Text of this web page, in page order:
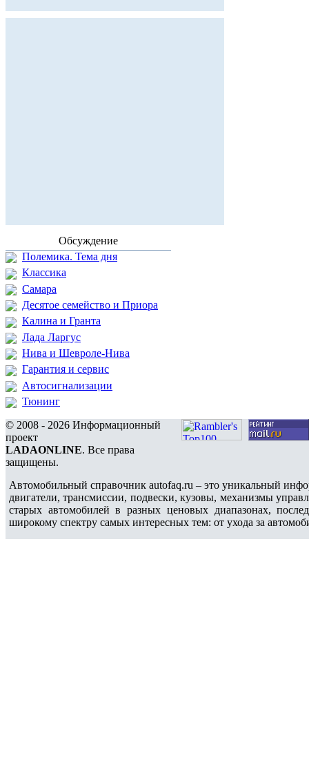
Обсуждение
Полемика. Тема дня
Классика
Самара
Десятое семейство и Приора
Калина и Гранта
Лада Ларгус
Нива и Шевроле-Нива
Гарантия и сервис
Автосигнализации
Тюнинг
© 2008 - 2026 Информационный
проект
LADAONLINE. Все права
защищены.
Автомобильный справочник autofaq.ru – это уникальный
двигатели, трансмиссии, подвески, кузовы, механизмы
старых автомобилей в разных ценовых диапазонах,
широкому спектру самых интересных тем: от ухода за